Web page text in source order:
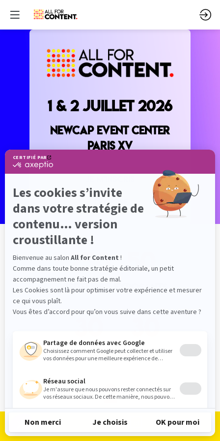
1 & 2 juillet 2026
NewCap Event Center
Paris XV
J'EXPOSE
1 250
VISITEURS
50
EXPOSANTS
CONFÉRENCES ATELIERS
2
Déjeuners
Je m'inscris Je me connecte Le programme Les exposants